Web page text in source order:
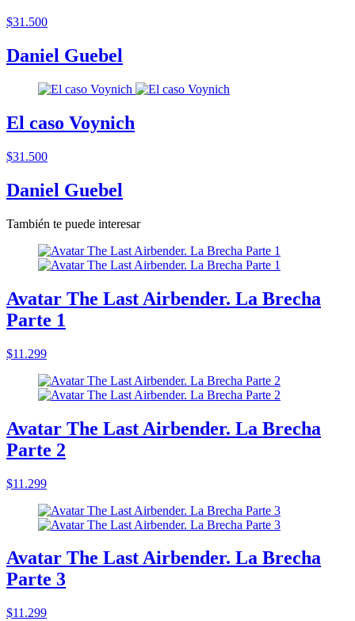
$31.500
Daniel Guebel
El caso Voynich
$31.500
Daniel Guebel
También te puede interesar
Avatar The Last Airbender. La Brecha
Parte 1
$11.299
Avatar The Last Airbender. La Brecha
Parte 2
$11.299
Avatar The Last Airbender. La Brecha
Parte 3
$11.299